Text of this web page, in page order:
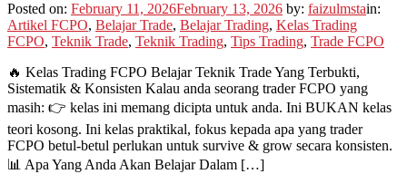
Posted on: February 11, 2026February 13, 2026 by: faizulmstain:
Artikel FCPO, Belajar Trade, Belajar Trading, Kelas Trading
FCPO, Teknik Trade, Teknik Trading, Tips Trading, Trade FCPO
🔥 Kelas Trading FCPO Belajar Teknik Trade Yang Terbukti,
Sistematik & Konsisten Kalau anda seorang trader FCPO yang
masih: 👉 kelas ini memang dicipta untuk anda. Ini BUKAN kelas
teori kosong. Ini kelas praktikal, fokus kepada apa yang trader
FCPO betul-betul perlukan untuk survive & grow secara konsisten.
📊 Apa Yang Anda Akan Belajar Dalam […]